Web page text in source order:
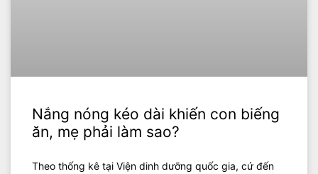
Nắng nóng kéo dài khiến con biếng
ăn, mẹ phải làm sao?
Theo thống kê tại Viện dinh dưỡng quốc gia, cứ đến